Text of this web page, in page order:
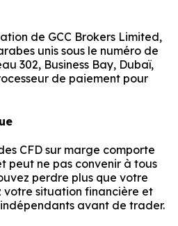
de GCC Brokers Limited,
unis sous le numéro de
302, Business Bay, Dubaï,
de paiement pour
CFD sur marge comporte
peut ne pas convenir à tous
perdre plus que votre
votre situation financière et
avant de trader.